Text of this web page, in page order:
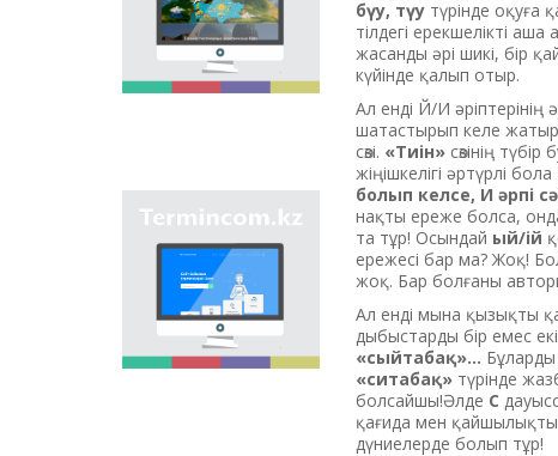
мақсаты - еліміздің
өңірлеріндегі көше,
елдімекен,
мекемелер мен түрлі
нысандарға берілген
ономастикалық
атауларды
біріздендіру.
"Termincom.kz" сайты
- қазақ
терминологиясын
жүйелеуге,
терминологиялық
қорды толықтыруға,
терминдерді және
атауларды қазақ
бүу, түу түрінде оқуға
тілдегі ерекшелікті
жасанды әрі шикі, бір
күйінде қалып отыр.
Ал енді Й/И әріптерінің
шатастырып келе
сөзі. «Тиін» сөзінің
жіңішкелігі әртүрлі
болып келсе, И әрпі
нақты ереже болса,
та тұр! Осындай ый/ій
ережесі бар ма? Жоқ!
жоқ. Бар болғаны
Ал енді мына қызықты
дыбыстарды бір емес
«сыйтабақ»...
«ситабақ» түрінде
болсайшы!Әлде С
қағида мен
дүниелерде болып тұр!